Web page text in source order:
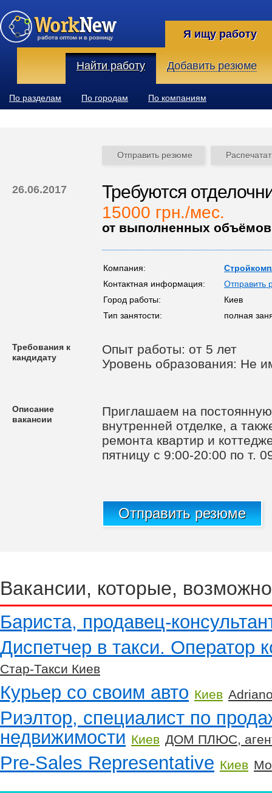
Я ищу работу
Найти работу Добавить резюме
По разделам По городам По компаниям
Отправить резюме
26.06.2017 Требуются
15000 грн./мес.
от выполненных объёмов
Компания:
Контактная информация:
Отправить
Город работы:
Киев
Тип занятости:
полная
Требования к
кандидату
Опыт работы: от 5 лет
Уровень образования: Не
Описание
вакансии
Приглашаем на
внутренней отделке, а
ремонта квартир и
пятницу с 9:00-20:00 по т.
Отправить резюме
Вакансии, которые,
Бариста, продавец-
Диспетчер в такси. Оператор
Стар-Такси Киев
Курьер со своим авто Киев
Риэлтор, специалист по
недвижимости Киев ДОМ ПЛЮС,
Pre-Sales Representative Киев